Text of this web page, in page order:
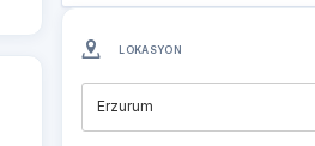
LOKASYON
Erzurum